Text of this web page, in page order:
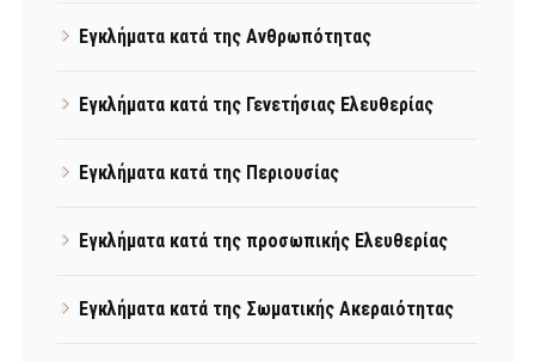
Εγκλήματα κατά της Ανθρωπότητας
Εγκλήματα κατά της Γενετήσιας Ελευθερίας
Εγκλήματα κατά της Περιουσίας
Εγκλήματα κατά της προσωπικής Ελευθερίας
Εγκλήματα κατά της Σωματικής Ακεραιότητας